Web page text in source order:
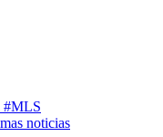
#MLS
noticias